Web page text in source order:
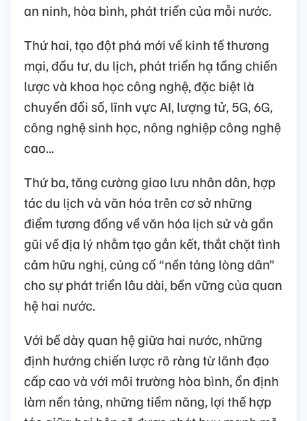
an ninh, hòa bình, phát triển của mỗi nước.
Thứ hai, tạo đột phá mới về kinh tế thương
mại, đầu tư, du lịch, phát triển hạ tầng chiến
lược và khoa học công nghệ, đặc biệt là
chuyển đổi số, lĩnh vực AI, lượng tử, 5G, 6G,
công nghệ sinh học, nông nghiệp công nghệ
cao...
Thứ ba, tăng cường giao lưu nhân dân, hợp
tác du lịch và văn hóa trên cơ sở những
điểm tương đồng về văn hóa lịch sử và gần
gũi về địa lý nhằm tạo gắn kết, thắt chặt tình
cảm hữu nghị, củng cố “nền tảng lòng dân”
cho sự phát triển lâu dài, bền vững của quan
hệ hai nước.
Với bề dày quan hệ giữa hai nước, những
định hướng chiến lược rõ ràng từ lãnh đạo
cấp cao và với môi trường hòa bình, ổn định
làm nền tảng, những tiềm năng, lợi thế hợp